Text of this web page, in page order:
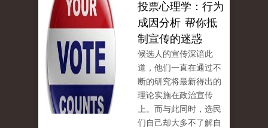
投票心理学：行为
成因分析 帮你抵
制宣传的迷惑
候选人的宣传深谙此
道，他们一直在通过不
断的研究将最新得出的
理论实施在政治宣传
上。而与此同时，选民
们自己却大多不了解自